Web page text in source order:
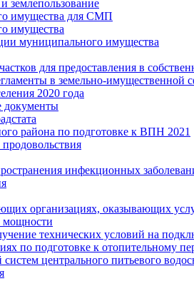
землепользование
имущества для СМП
имущества
муниципального имущества
для предоставления в
в земельно-имущественной
2020 года
документы
района по подготовке к ВПН 2021
продовольствия
инфекционных
организациях, оказывающих
мощности
технических условий на
по подготовке к отопительному
центрального питьевого